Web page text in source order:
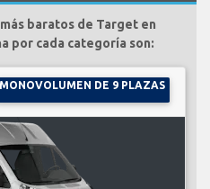
baratos de Target en
por cada categoría son:
MONOVOLUMEN DE 9 PLAZAS